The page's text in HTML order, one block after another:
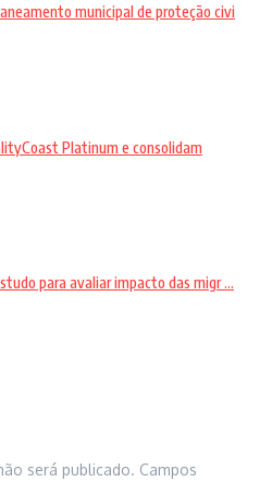
municipal de proteção civi
Platinum e consolidam
para avaliar impacto das migr ...
será publicado. Campos